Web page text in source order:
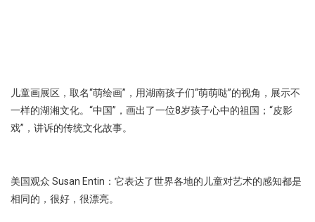
儿童画展区，取名“萌绘画”，用湖南孩子们“萌萌哒”的视角，展示不
一样的湖湘文化。“中国”，画出了一位8岁孩子心中的祖国；“皮影
戏”，讲诉的传统文化故事。
美国观众 Susan Entin：它表达了世界各地的儿童对艺术的感知都是
相同的，很好，很漂亮。